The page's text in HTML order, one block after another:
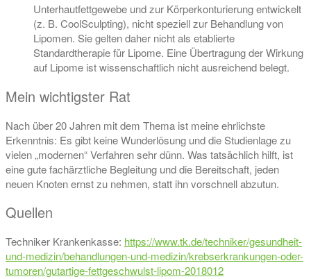
Unterhautfettgewebe und zur Körperkonturierung entwickelt
(z. B. CoolSculpting), nicht speziell zur Behandlung von
Lipomen. Sie gelten daher nicht als etablierte
Standardtherapie für Lipome. Eine Übertragung der Wirkung
auf Lipome ist wissenschaftlich nicht ausreichend belegt.
Mein wichtigster Rat
Nach über 20 Jahren mit dem Thema ist meine ehrlichste
Erkenntnis: Es gibt keine Wunderlösung und die Studienlage zu
vielen „modernen“ Verfahren sehr dünn. Was tatsächlich hilft, ist
eine gute fachärztliche Begleitung und die Bereitschaft, jeden
neuen Knoten ernst zu nehmen, statt ihn vorschnell abzutun.
Quellen
Techniker Krankenkasse: https://www.tk.de/techniker/gesundheit-
und-medizin/behandlungen-und-medizin/krebserkrankungen-oder-
tumoren/gutartige-fettgeschwulst-lipom-2018012